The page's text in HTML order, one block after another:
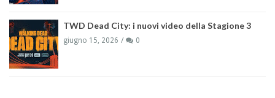
TWD Dead City: i nuovi video della Stagione 3
giugno 15, 2026 0